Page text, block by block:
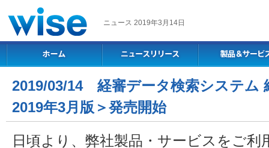
ニュース 2019年3月14日
2019/03/14 経審データ検索システム
2019年3月版＞発売開始
日頃より、弊社製品・サービスをご